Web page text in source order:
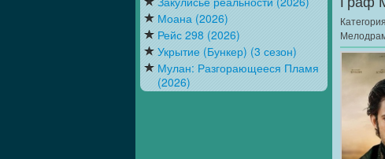
Моана (2026)
Рейс 298 (2026)
Укрытие (Бункер) (3 сезон)
Мулан: Разгорающееся Пламя
(2026)